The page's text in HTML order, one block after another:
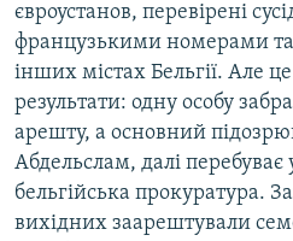
євроустанов, перевірені
французькими номерами
інших містах Бельгії. Але
результати: одну особу
арешту, а основний
Абдельслам, далі
бельгійська прокуратура.
вихідних заарештували